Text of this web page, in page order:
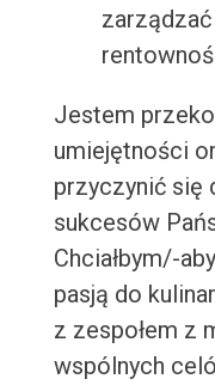
Jestem
umiejętności
przyczynić się
sukcesów
Chciałbym/-
pasją do
z zespołem z
wspólnych